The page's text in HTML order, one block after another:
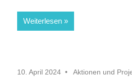
Weiterlesen
10. April 2024 Aktionen und